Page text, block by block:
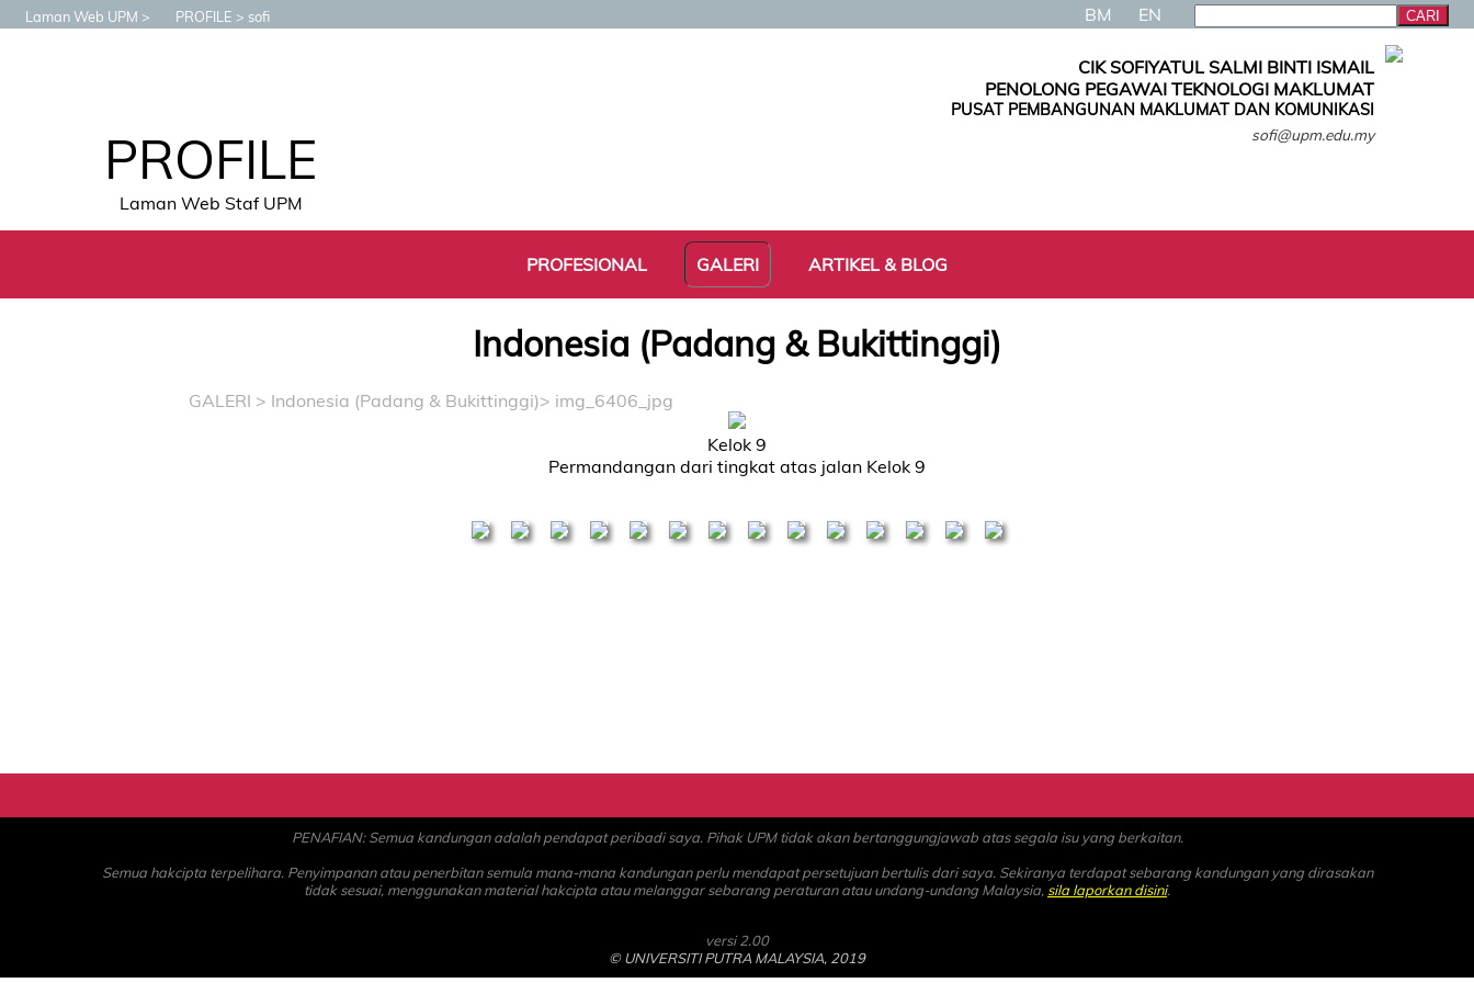
Laman Web UPM PROFILE sofi BM EN
PROFILE
Laman Web Staf UPM
CIK SOFIYATUL SALMI BINTI ISMAIL
PENOLONG PEGAWAI TEKNOLOGI MAKLUMAT
PUSAT PEMBANGUNAN MAKLUMAT DAN KOMUNIKASI
sofi@upm.edu.my
PROFESIONAL GALERI ARTIKEL & BLOG
Indonesia (Padang & Bukittinggi)
GALERI > Indonesia (Padang & Bukittinggi)> img_6406_jpg
Kelok 9
Permandangan dari tingkat atas jalan Kelok 9
PENAFIAN: Semua kandungan adalah pendapat peribadi saya. Pihak UPM tidak akan bertanggungjawab atas segala isu yang berkaitan.
Semua hakcipta terpelihara. Penyimpanan atau penerbitan semula mana-mana kandungan perlu mendapat persetujuan bertulis dari saya. Sekiranya terdapat sebarang kandungan yang dirasakan
tidak sesuai, menggunakan material hakcipta atau melanggar sebarang peraturan atau undang-undang Malaysia, sila laporkan disini.
versi 2.00
© UNIVERSITI PUTRA MALAYSIA, 2019